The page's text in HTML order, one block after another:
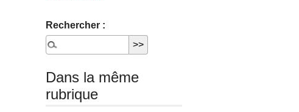
Rechercher :
Dans la même
rubrique